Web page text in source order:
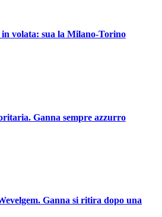
volata: sua la Milano-Torino
Ganna sempre azzurro
Ganna si ritira dopo una